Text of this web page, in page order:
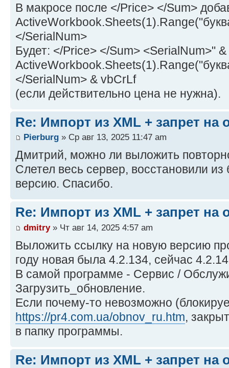
В макросе после </Price> </Sum>
</SerialNum>
Будет: </Price> </Sum> <SerialNum>" &
</SerialNum> & vbCrLf
(если действительно цена не нужна).
Re: Импорт из XML + запрет на
Pierburg » Ср авг 13, 2025 11:47 am
Дмитрий, можно ли выложить
Слетел весь сервер, восстановили
версию. Спасибо.
Re: Импорт из XML + запрет на
dmitry» Чт авг 14, 2025 4:57 am
Выложить ссылку на новую версию
году новая была 4.2.134, сейчас
В самой программе - Сервис /
Загрузить_обновление.
Если почему-то невозможно
https://pr4.com.ua/obnov_ru.htm,
в папку программы.
Re: Импорт из XML + запрет на